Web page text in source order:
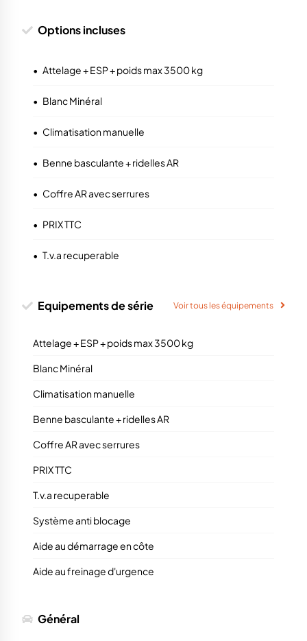
Options incluses
• Attelage + ESP + poids max 3500 kg
• Blanc Minéral
• Climatisation manuelle
• Benne basculante + ridelles AR
• Coffre AR avec serrures
• PRIX TTC
• T.v.a recuperable
Equipements de série Voir tous les équipements
Attelage + ESP + poids max 3500 kg
Blanc Minéral
Climatisation manuelle
Benne basculante + ridelles AR
Coffre AR avec serrures
PRIX TTC
T.v.a recuperable
Système anti blocage
Aide au démarrage en côte
Aide au freinage d'urgence
Général